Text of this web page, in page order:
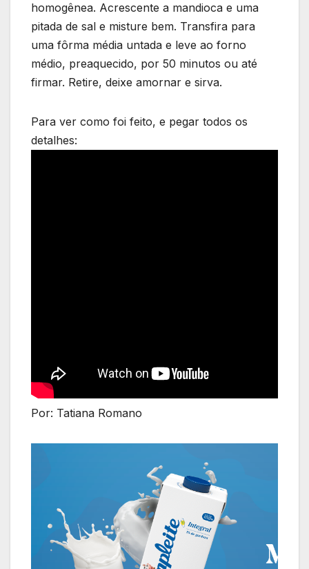
homogênea. Acrescente a mandioca e uma
pitada de sal e misture bem. Transfira para
uma fôrma média untada e leve ao forno
médio, preaquecido, por 50 minutos ou até
firmar. Retire, deixe amornar e sirva.
Para ver como foi feito, e pegar todos os
detalhes:
Por: Tatiana Romano